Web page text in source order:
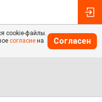
cookie-файлы.
согласие на
Согласен